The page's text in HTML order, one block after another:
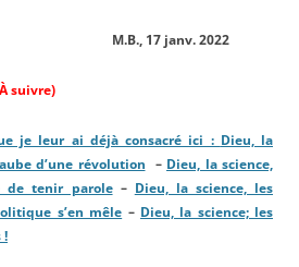
janv. 2022
suivre)
je leur ai déjà consacré ici : Dieu, la
d’une révolution – Dieu, la science,
de tenir parole– Dieu, la science, les
s’en mêle – Dieu, la science; les
!